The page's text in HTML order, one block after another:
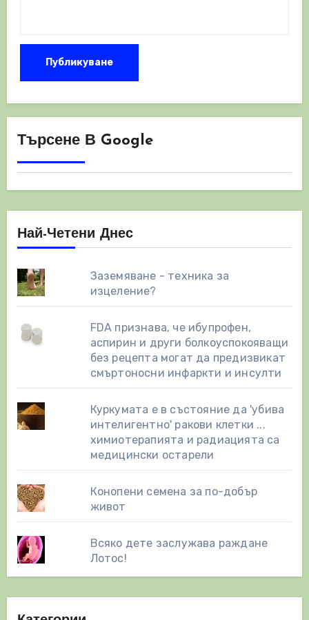
Търсене В Google
Най-Четени Днес
Заземяване - техника за
изцеление?
FDA признава, че ибупрофен,
аспирин и други болкоуспокояващи
без рецепта могат да предизвикат
смъртоносни инфаркти и инсулти
Куркумата е в състояние да 'убива
интелигентно' ракови клетки ...
химиотерапията и радиацията са
медицински остарели
Конопени семена за по-добър
живот
Всяко дете заслужава раждане
Лотос!